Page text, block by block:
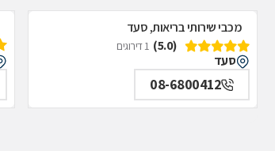
מכבי שירותי בריאות, סעד
(5.0)
1 דירוגים
סעד
08-6800412